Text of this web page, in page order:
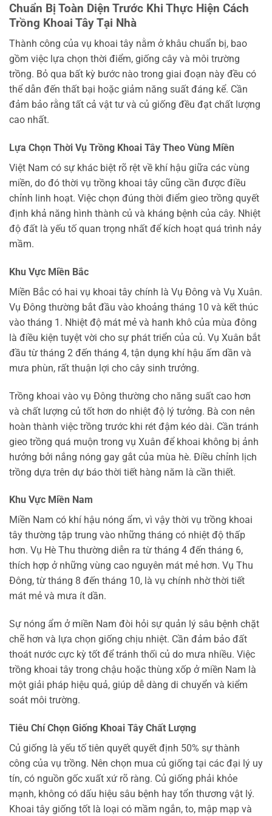
Chuẩn Bị Toàn Diện Trước Khi Thực Hiện Cách
Trồng Khoai Tây Tại Nhà
Thành công của vụ khoai tây nằm ở khâu chuẩn bị, bao
gồm việc lựa chọn thời điểm, giống cây và môi trường
trồng. Bỏ qua bất kỳ bước nào trong giai đoạn này đều có
thể dẫn đến thất bại hoặc giảm năng suất đáng kể. Cần
đảm bảo rằng tất cả vật tư và củ giống đều đạt chất lượng
cao nhất.
Lựa Chọn Thời Vụ Trồng Khoai Tây Theo Vùng Miền
Việt Nam có sự khác biệt rõ rệt về khí hậu giữa các vùng
miền, do đó thời vụ trồng khoai tây cũng cần được điều
chỉnh linh hoạt. Việc chọn đúng thời điểm gieo trồng quyết
định khả năng hình thành củ và kháng bệnh của cây. Nhiệt
độ đất là yếu tố quan trọng nhất để kích hoạt quá trình nảy
mầm.
Khu Vực Miền Bắc
Miền Bắc có hai vụ khoai tây chính là Vụ Đông và Vụ Xuân.
Vụ Đông thường bắt đầu vào khoảng tháng 10 và kết thúc
vào tháng 1. Nhiệt độ mát mẻ và hanh khô của mùa đông
là điều kiện tuyệt vời cho sự phát triển của củ. Vụ Xuân bắt
đầu từ tháng 2 đến tháng 4, tận dụng khí hậu ấm dần và
mưa phùn, rất thuận lợi cho cây sinh trưởng.
Trồng khoai vào vụ Đông thường cho năng suất cao hơn
và chất lượng củ tốt hơn do nhiệt độ lý tưởng. Bà con nên
hoàn thành việc trồng trước khi rét đậm kéo dài. Cần tránh
gieo trồng quá muộn trong vụ Xuân để khoai không bị ảnh
hưởng bởi nắng nóng gay gắt của mùa hè. Điều chỉnh lịch
trồng dựa trên dự báo thời tiết hàng năm là cần thiết.
Khu Vực Miền Nam
Miền Nam có khí hậu nóng ẩm, vì vậy thời vụ trồng khoai
tây thường tập trung vào những tháng có nhiệt độ thấp
hơn. Vụ Hè Thu thường diễn ra từ tháng 4 đến tháng 6,
thích hợp ở những vùng cao nguyên mát mẻ hơn. Vụ Thu
Đông, từ tháng 8 đến tháng 10, là vụ chính nhờ thời tiết
mát mẻ và mưa ít dần.
Sự nóng ẩm ở miền Nam đòi hỏi sự quản lý sâu bệnh chặt
chẽ hơn và lựa chọn giống chịu nhiệt. Cần đảm bảo đất
thoát nước cực kỳ tốt để tránh thối củ do mưa nhiều. Việc
trồng khoai tây trong chậu hoặc thùng xốp ở miền Nam là
một giải pháp hiệu quả, giúp dễ dàng di chuyển và kiểm
soát môi trường.
Tiêu Chí Chọn Giống Khoai Tây Chất Lượng
Củ giống là yếu tố tiên quyết quyết định 50% sự thành
công của vụ trồng. Nên chọn mua củ giống tại các đại lý uy
tín, có nguồn gốc xuất xứ rõ ràng. Củ giống phải khỏe
mạnh, không có dấu hiệu sâu bệnh hay tổn thương vật lý.
Khoai tây giống tốt là loại có mầm ngắn, to, mập mạp và